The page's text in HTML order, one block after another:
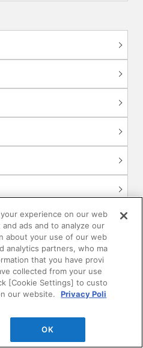
マート〉
ービス
experience on our web
ads and to analyze our
about your use of our web
analytics partners, who ma
that you have provi
collected from your use
[Cookie Settings] to custo
our website.
Privacy Poli
OK